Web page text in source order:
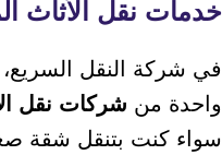
خدمات نقل الأثاث
في شركة النقل
واحدة من شركات نقل
سواء كنت بتنقل شقة